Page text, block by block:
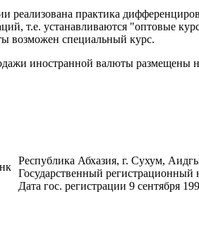
реализована практика
т.е. устанавливаются "оптовые
возможен специальный курс.
иностранной валюты размещены
Республика Абхазия, г. Сухум,
Государственный регистрационный
Дата гос. регистрации 9 сентября